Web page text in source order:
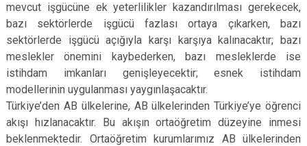
mevcut işgücüne ek yeterlilikler kazandırılması gerekecek,
bazı sektörlerde işgücü fazlası ortaya çıkarken, bazı
sektörlerde işgücü açığıyla karşı karşıya kalınacaktır; bazı
meslekler önemini kaybederken, bazı mesleklerde ise
istihdam imkanları genişleyecektir; esnek istihdam
modellerinin uygulanması yaygınlaşacaktır.
Türkiye’den AB ülkelerine, AB ülkelerinden Türkiye’ye öğrenci
akışı hızlanacaktır. Bu akışın ortaöğretim düzeyine inmesi
beklenmektedir. Ortaöğretim kurumlarımız AB ülkelerinden